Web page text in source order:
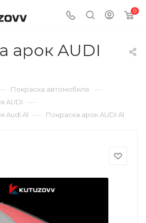
0
арок AUDI
Покраска автомобиля —
AUDI —
Audi A1 — Покраска арок AUDI A1